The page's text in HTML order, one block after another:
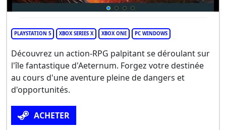
PLAYSTATION 5 XBOX SERIES X XBOX ONE PC WINDOWS
Découvrez un action-RPG palpitant se déroulant sur
l'île fantastique d'Aeternum. Forgez votre destinée
au cours d'une aventure pleine de dangers et
d'opportunités.
ACHETER